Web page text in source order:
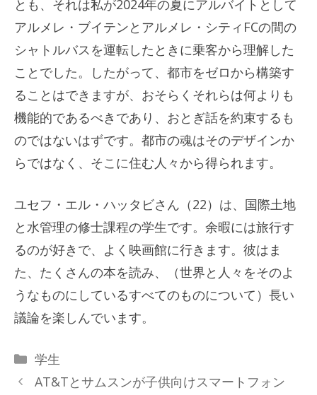
とも、それは私が2024年の夏にアルバイトとして
アルメレ・ブイテンとアルメレ・シティFCの間の
シャトルバスを運転したときに乗客から理解した
ことでした。したがって、都市をゼロから構築す
ることはできますが、おそらくそれらは何よりも
機能的であるべきであり、おとぎ話を約束するも
のではないはずです。都市の魂はそのデザインか
らではなく、そこに住む人々から得られます。
ユセフ・エル・ハッタビさん（22）は、国際土地
と水管理の修士課程の学生です。余暇には旅行す
るのが好きで、よく映画館に行きます。彼はま
た、たくさんの本を読み、（世界と人々をそのよ
うなものにしているすべてのものについて）長い
議論を楽しんでいます。
カ
テ
学生
AT&Tとサムスンが子供向けスマートフォン